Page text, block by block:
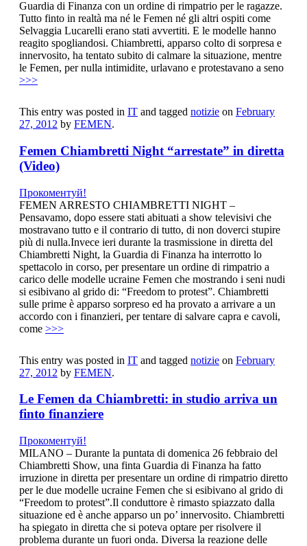
Guardia di Finanza con un ordine di rimpatrio per le ragazze.
Tutto finto in realtà ma né le Femen né gli altri ospiti come
Selvaggia Lucarelli erano stati avvertiti. E le modelle hanno
reagito spogliandosi. Chiambretti, apparso colto di sorpresa e
innervosito, ha tentato subito di calmare la situazione, mentre
le Femen, per nulla intimidite, urlavano e protestavano a seno
>>>
This entry was posted in IT and tagged notizie on February
27, 2012 by FEMEN.
Femen Chiambretti Night “arrestate” in diretta
(Video)
Прокоментуй!
FEMEN ARRESTO CHIAMBRETTI NIGHT –
Pensavamo, dopo essere stati abituati a show televisivi che
mostravano tutto e il contrario di tutto, di non doverci stupire
più di nulla.Invece ieri durante la trasmissione in diretta del
Chiambretti Night, la Guardia di Finanza ha interrotto lo
spettacolo in corso, per presentare un ordine di rimpatrio a
carico delle modelle ucraine Femen che mostrando i seni nudi
si esibivano al grido di: “Freedom to protest”. Chiambretti
sulle prime è apparso sorpreso ed ha provato a arrivare a un
accordo con i finanzieri, per tentare di salvare capra e cavoli,
come >>>
This entry was posted in IT and tagged notizie on February
27, 2012 by FEMEN.
Le Femen da Chiambretti: in studio arriva un
finto finanziere
Прокоментуй!
MILANO – Durante la puntata di domenica 26 febbraio del
Chiambretti Show, una finta Guardia di Finanza ha fatto
irruzione in diretta per presentare un ordine di rimpatrio diretto
per le due modelle ucraine Femen che si esibivano al grido di
“Freedom to protest”.Il conduttore è rimasto spiazzato dalla
situazione ed è anche apparso un po’ innervosito. Chiambretti
ha spiegato in diretta che si poteva optare per risolvere il
problema durante un fuori onda. Diversa la reazione delle